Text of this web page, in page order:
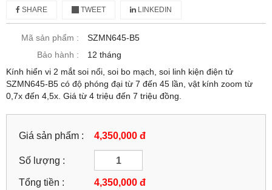
SHARE TWEET LINKEDIN
Mã sản phẩm :
SZMN645-B5
Bảo hành :
12 tháng
Kính hiển vi 2 mắt soi nổi, soi bo mạch, soi linh kiện điện tử
SZMN645-B5 có độ phóng đại từ 7 đến 45 lần, vật kính zoom từ
0,7x đến 4,5x. Giá từ 4 triệu đến 7 triệu đồng.
Giá sản phẩm : 4,350,000 đ
Số lượng :
Tổng tiền : 4,350,000 đ